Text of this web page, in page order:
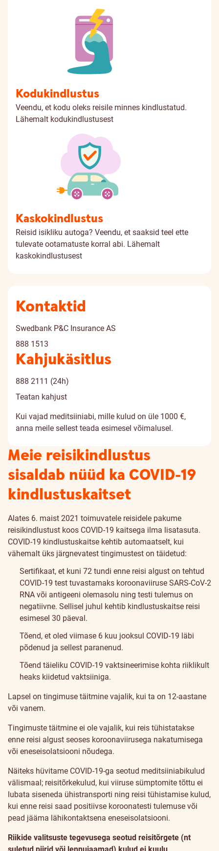
Kodukindlustus
Veendu, et kodu oleks reisile minnes kindlustatud.
Lähemalt kodukindlustusest
Kaskokindlustus
Reisid isikliku autoga? Veendu, et saaksid teel ette
tulevate ootamatuste korral abi. Lähemalt
kaskokindlustusest
Kontaktid
Swedbank P&C Insurance AS
888 1513
Kahjukäsitlus
888 2111 (24h)
Teatan kahjust
Kui vajad meditsiiniabi, mille kulud on üle 1000 €,
anna meile sellest teada esimesel võimalusel.
Meie reisikindlustus
sisaldab nüüd ka COVID-19
kindlustuskaitset
Alates 6. maist 2021 toimuvatele reisidele pakume
reisikindlustust koos COVID-19 kaitsega ilma lisatasuta.
COVID-19 kindlustuskaitse kehtib automaatselt, kui
vähemalt üks järgnevatest tingimustest on täidetud:
Sertifikaat, et kuni 72 tundi enne reisi algust on tehtud
COVID-19 test tuvastamaks koroonaviiruse SARS-CoV-2
RNA või antigeeni olemasolu ning testi tulemus on
negatiivne. Sellisel juhul kehtib kindlustuskaitse reisi
esimesel 30 päeval.
Tõend, et oled viimase 6 kuu jooksul COVID-19 läbi
põdenud ja sellest paranenud.
Tõend täieliku COVID-19 vaktsineerimise kohta riiklikult
heaks kiidetud vaktsiiniga.
Lapsel on tingimuse täitmine vajalik, kui ta on 12-aastane
või vanem.
Tingimuste täitmine ei ole vajalik, kui reis tühistatakse
enne reisi algust seoses koroonaviirusega nakatumisega
või eneseisolatsiooni nõudega.
Näiteks hüvitame COVID-19-ga seotud meditsiiniabikulud
välismaal; reisitõrkekulud, kui viiruse sümptomite tõttu ei
lubata siseneda ühistransporti ning reisi tühistamise kulud,
kui enne reisi saad positiivse koroonatesti tulemuse või
pead jääma lähikontaktsena eneseisolatsiooni.
Riikide valitsuste tegevusega seotud reisitõrgete (nt